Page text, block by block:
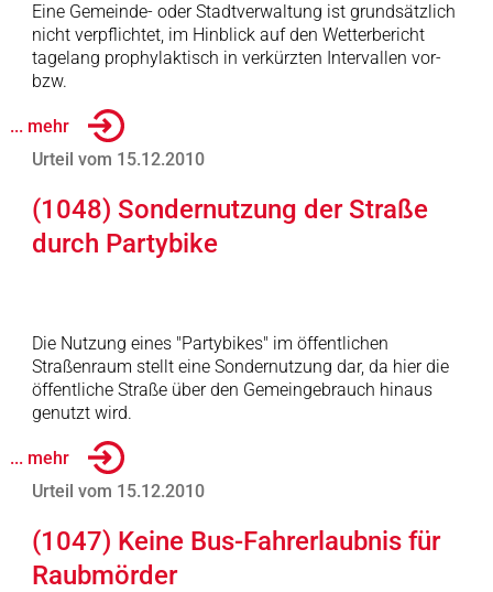
Eine Gemeinde- oder Stadtverwaltung ist grundsätzlich
nicht verpflichtet, im Hinblick auf den Wetterbericht
tagelang prophylaktisch in verkürzten Intervallen vor-
bzw.
... mehr
Urteil vom 15.12.2010
(1048) Sondernutzung der Straße
durch Partybike
Die Nutzung eines "Partybikes" im öffentlichen
Straßenraum stellt eine Sondernutzung dar, da hier die
öffentliche Straße über den Gemeingebrauch hinaus
genutzt wird.
... mehr
Urteil vom 15.12.2010
(1047) Keine Bus-Fahrerlaubnis für
Raubmörder